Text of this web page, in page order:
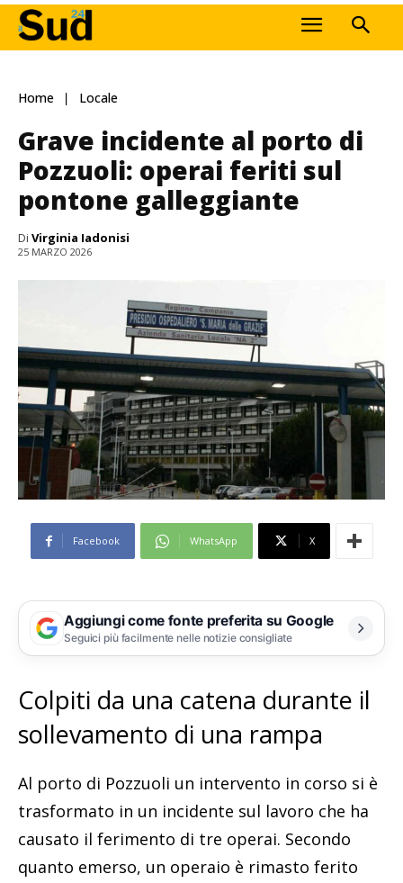
Home Locale
Grave incidente al porto di
Pozzuoli: operai feriti sul
pontone galleggiante
Di Virginia Iadonisi
25 MARZO 2026
Facebook WhatsApp X
Aggiungi come fonte preferita su Google
Seguici più facilmente nelle notizie consigliate
Colpiti da una catena durante il
sollevamento di una rampa
Al porto di Pozzuoli un intervento in corso si è
trasformato in un incidente sul lavoro che ha
causato il ferimento di tre operai. Secondo
quanto emerso, un operaio è rimasto ferito